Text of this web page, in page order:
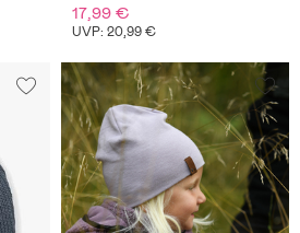
17,99 €
UVP: 20,99 €